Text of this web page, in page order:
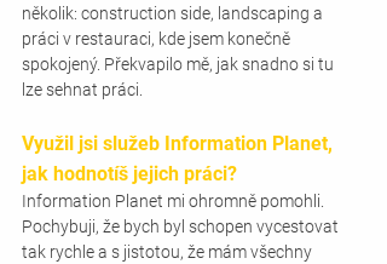
několik: construction side, landscaping a
práci v restauraci, kde jsem konečně
spokojený. Překvapilo mě, jak snadno si tu
lze sehnat práci.
Využil jsi služeb Information Planet,
jak hodnotíš jejich práci?
Information Planet mi ohromně pomohli.
Pochybuji, že bych byl schopen vycestovat
tak rychle a s jistotou, že mám všechny